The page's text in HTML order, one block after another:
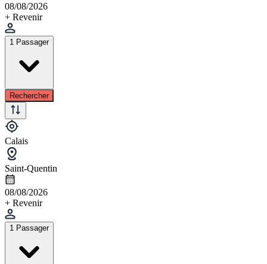
08/08/2026
+ Revenir
1 Passager
Rechercher
Calais
Saint-Quentin
08/08/2026
+ Revenir
1 Passager